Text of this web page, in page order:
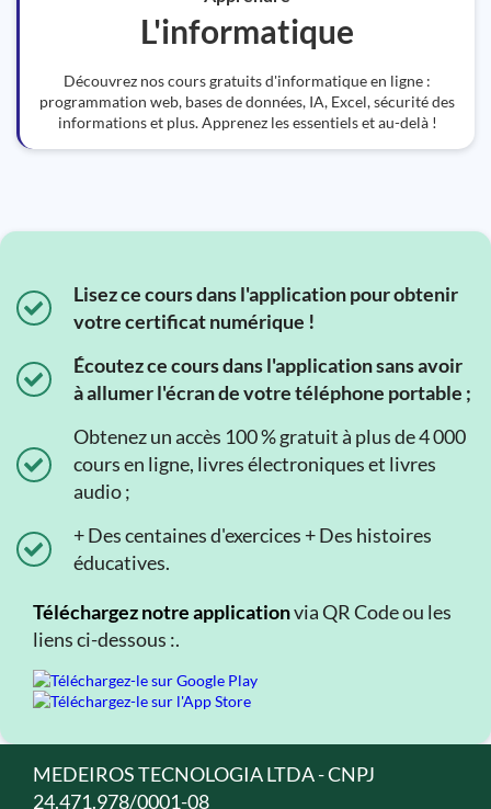
L'informatique
Découvrez nos cours gratuits d'informatique en ligne :
programmation web, bases de données, IA, Excel, sécurité des
informations et plus. Apprenez les essentiels et au-delà !
Lisez ce cours dans l'application pour obtenir
votre certificat numérique !
Écoutez ce cours dans l'application sans avoir
à allumer l'écran de votre téléphone portable ;
Obtenez un accès 100 % gratuit à plus de 4 000
cours en ligne, livres électroniques et livres
audio ;
+ Des centaines d'exercices + Des histoires
éducatives.
Téléchargez notre applicationvia QR Code ou les
liens ci-dessous :.
MEDEIROS TECNOLOGIA LTDA - CNPJ
24.471.978/0001-08